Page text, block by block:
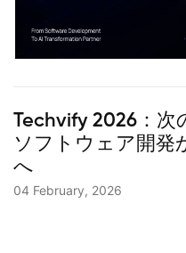
Techvify 2026：次
ソフトウェア開発
へ
04 February, 2026